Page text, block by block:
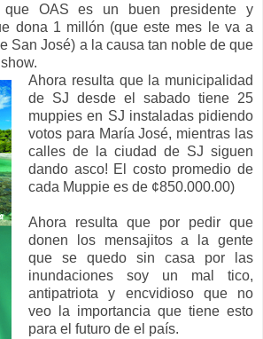
que OAS es un buen presidente y
dona 1 millón (que este mes le va a
San José) a la causa tan noble de que
Ahora resulta que la municipalidad
de SJ desde el sabado tiene 25
muppies en SJ instaladas pidiendo
votos para María José, mientras las
calles de la ciudad de SJ siguen
dando asco! El costo promedio de
cada Muppie es de ¢850.000.00)
Ahora resulta que por pedir que
donen los mensajitos a la gente
que se quedo sin casa por las
inundaciones soy un mal tico,
antipatriota y encvidioso que no
veo la importancia que tiene esto
para el futuro de el país.